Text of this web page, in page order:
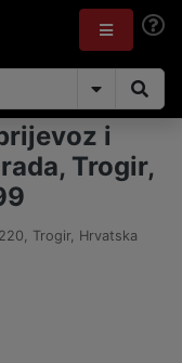
i
Trogir,
, Trogir, Hrvatska